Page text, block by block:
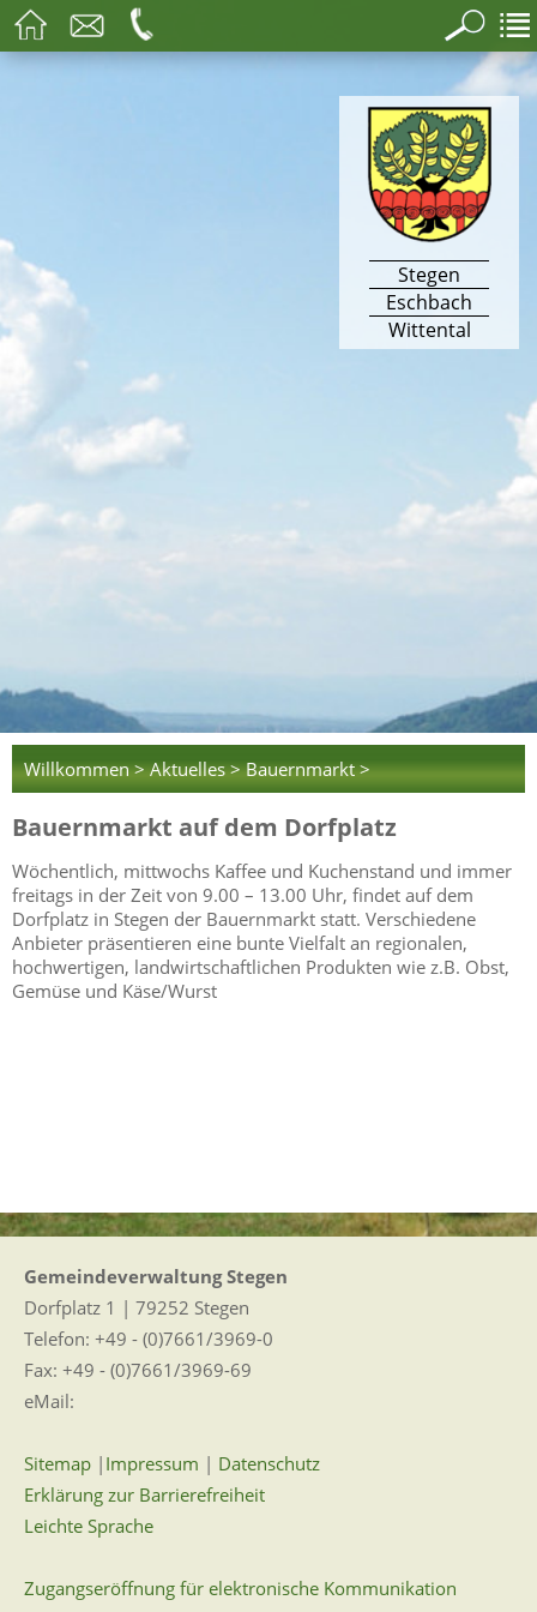
Stegen
Eschbach
Wittental
Willkommen > Aktuelles > Bauernmarkt >
Bauernmarkt auf dem Dorfplatz
Wöchentlich, mittwochs Kaffee und Kuchenstand und immer
freitags in der Zeit von 9.00 – 13.00 Uhr, findet auf dem
Dorfplatz in Stegen der Bauernmarkt statt. Verschiedene
Anbieter präsentieren eine bunte Vielfalt an regionalen,
hochwertigen, landwirtschaftlichen Produkten wie z.B. Obst,
Gemüse und Käse/Wurst
Gemeindeverwaltung Stegen
Dorfplatz 1 | 79252 Stegen
Telefon: +49 - (0)7661/3969-0
Fax: +49 - (0)7661/3969-69
eMail:
Sitemap | Impressum | Datenschutz
Erklärung zur Barrierefreiheit
Leichte Sprache
Zugangseröffnung für elektronische Kommunikation